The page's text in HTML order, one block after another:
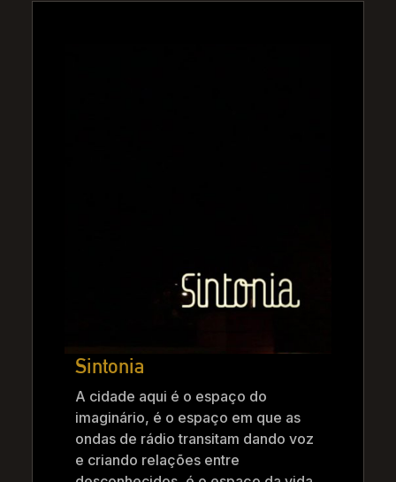
Sintonia
A cidade aqui é o espaço do
imaginário, é o espaço em que as
ondas de rádio transitam dando voz
e criando relações entre